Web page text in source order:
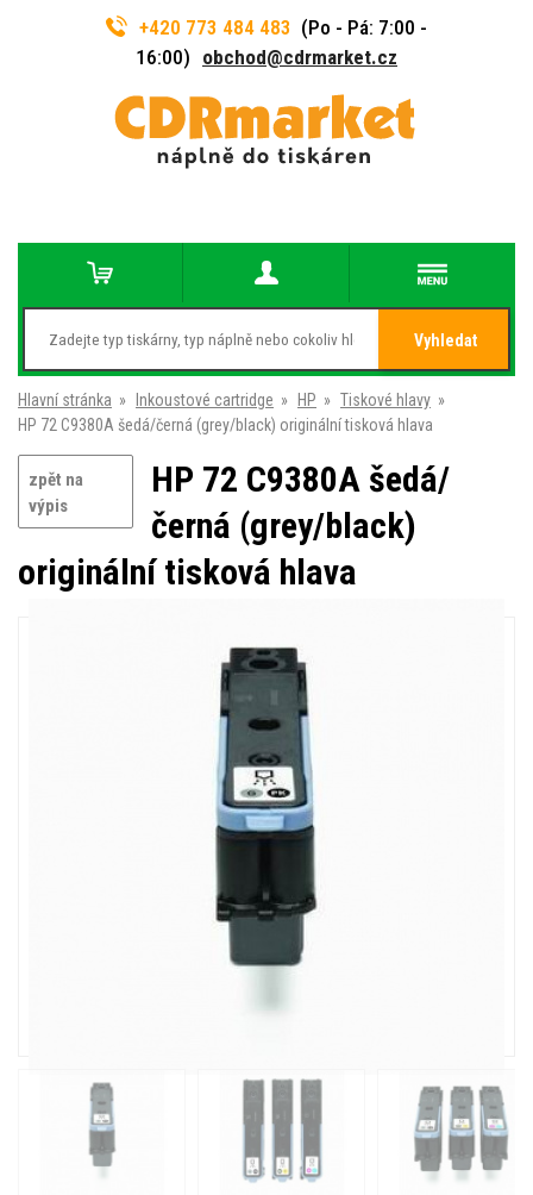
+420 773 484 483 (Po - Pá: 7:00 -
16:00) obchod@cdrmarket.cz
Vyhledat
Hlavní stránka » Inkoustové cartridge » HP » Tiskové hlavy »
HP 72 C9380A šedá/černá (grey/black) originální tisková hlava
zpět na
výpis
HP 72 C9380A šedá/
černá (grey/black)
originální tisková hlava